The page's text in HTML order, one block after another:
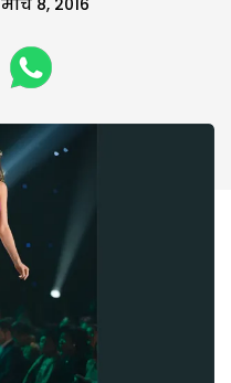
मार्च 8, 2016